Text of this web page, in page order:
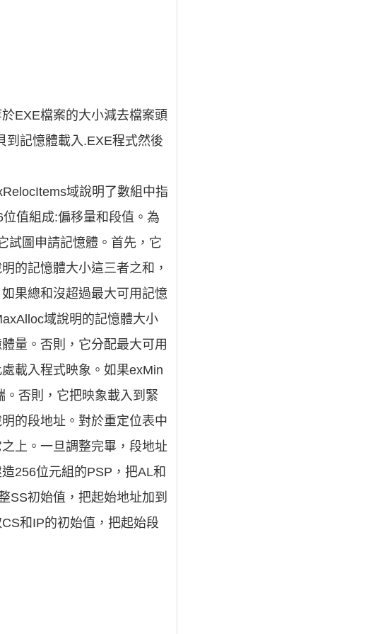
EXE檔案的大小減去檔案頭
到記憶體載入.EXE程式然後
域說明了數組中指
值組成:偏移量和段值。為
試圖申請記憶體。首先，它
的記憶體大小這三者之和，
果總和沒超過最大可用記憶
域說明的記憶體大小
量。否則，它分配最大可用
載入程式映象。如果exMin
否則，它把映象載入到緊
的段地址。對於重定位表中
上。一旦調整完畢，段地址
256位元組的PSP，把AL和
SS初始值，把起始地址加到
和IP的初始值，把起始段